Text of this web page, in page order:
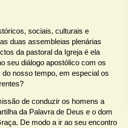
sociais, culturais e
duas assembleias plenárias
da pastoral da Igreja é ela
seu diálogo apostólico com os
nosso tempo, em especial os
de conduzir os homens a
da Palavra de Deus e o dom
De modo a ir ao seu encontro